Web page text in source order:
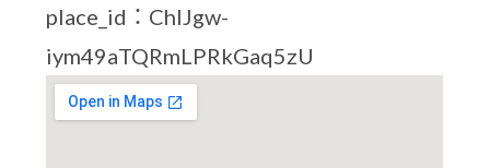
place_id：ChIJgw-
iym49aTQRmLPRkGaq5zU